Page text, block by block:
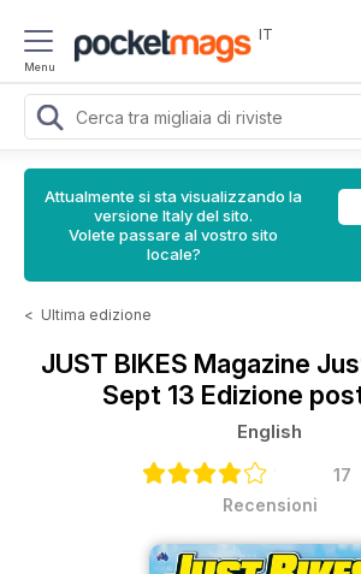
Menu
IT
Attualmente si sta visualizzando la
versione Italy del sito.
Volete passare al vostro sito
locale?
< Ultima edizione
JUST BIKES Magazine
Sept 13 Edizione
English
17
Recensioni